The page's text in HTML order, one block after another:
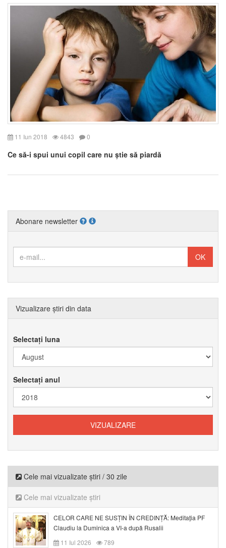
11 Iun 2018 4843 0
Ce să-i spui unui copil care nu știe să piardă
Abonare newsletter
Vizualizare știri din data
Selectați luna
Selectați anul
Cele mai vizualizate știri / 30 zile
Cele mai vizualizate știri
CELOR CARE NE SUSȚIN ÎN CREDINȚĂ: Meditația PF
Claudiu la Duminica a VI-a după Rusalii
11 Iul 2026
789